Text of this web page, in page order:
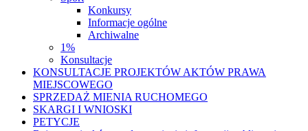
Konkursy
Informacje ogólne
Archiwalne
1%
Konsultacje
KONSULTACJE PROJEKTÓW AKTÓW PRAWA
MIEJSCOWEGO
SPRZEDAŻ MIENIA RUCHOMEGO
SKARGI I WNIOSKI
PETYCJE